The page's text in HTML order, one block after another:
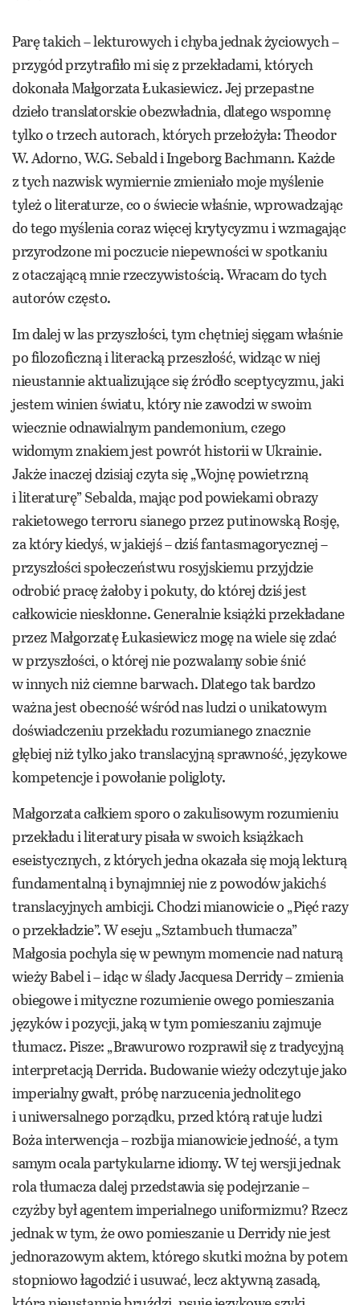
Parę takich – lekturowych i chyba jednak życiowych –
przygód przytrafiło mi się z przekładami, których
dokonała Małgorzata Łukasiewicz. Jej przepastne
dzieło translatorskie obezwładnia, dlatego wspomnę
tylko o trzech autorach, których przełożyła: Theodor
W. Adorno, W.G. Sebald i Ingeborg Bachmann. Każde
z tych nazwisk wymiernie zmieniało moje myślenie
tyleż o literaturze, co o świecie właśnie, wprowadzając
do tego myślenia coraz więcej krytycyzmu i wzmagając
przyrodzone mi poczucie niepewności w spotkaniu
z otaczającą mnie rzeczywistością. Wracam do tych
autorów często.
Im dalej w las przyszłości, tym chętniej sięgam właśnie
po filozoficzną i literacką przeszłość, widząc w niej
nieustannie aktualizujące się źródło sceptycyzmu, jaki
jestem winien światu, który nie zawodzi w swoim
wiecznie odnawialnym pandemonium, czego
widomym znakiem jest powrót historii w Ukrainie.
Jakże inaczej dzisiaj czyta się „Wojnę powietrzną
i literaturę” Sebalda, mając pod powiekami obrazy
rakietowego terroru sianego przez putinowską Rosję,
za który kiedyś, w jakiejś – dziś fantasmagorycznej –
przyszłości społeczeństwu rosyjskiemu przyjdzie
odrobić pracę żałoby i pokuty, do której dziś jest
całkowicie nieskłonne. Generalnie książki przekładane
przez Małgorzatę Łukasiewicz mogę na wiele się zdać
w przyszłości, o której nie pozwalamy sobie śnić
w innych niż ciemne barwach. Dlatego tak bardzo
ważna jest obecność wśród nas ludzi o unikatowym
doświadczeniu przekładu rozumianego znacznie
głębiej niż tylko jako translacyjną sprawność, językowe
kompetencje i powołanie poligloty.
Małgorzata całkiem sporo o zakulisowym rozumieniu
przekładu i literatury pisała w swoich książkach
eseistycznych, z których jedna okazała się moją lekturą
fundamentalną i bynajmniej nie z powodów jakichś
translacyjnych ambicji. Chodzi mianowicie o „Pięć razy
o przekładzie”. W eseju „Sztambuch tłumacza”
Małgosia pochyla się w pewnym momencie nad naturą
wieży Babel i – idąc w ślady Jacquesa Derridy – zmienia
obiegowe i mityczne rozumienie owego pomieszania
języków i pozycji, jaką w tym pomieszaniu zajmuje
tłumacz. Pisze: „Brawurowo rozprawił się z tradycyjną
interpretacją Derrida. Budowanie wieży odczytuje jako
imperialny gwałt, próbę narzucenia jednolitego
i uniwersalnego porządku, przed którą ratuje ludzi
Boża interwencja – rozbija mianowicie jedność, a tym
samym ocala partykularne idiomy. W tej wersji jednak
rola tłumacza dalej przedstawia się podejrzanie –
czyżby był agentem imperialnego uniformizmu? Rzecz
jednak w tym, że owo pomieszanie u Derridy nie jest
jednorazowym aktem, którego skutki można by potem
stopniowo łagodzić i usuwać, lecz aktywną zasadą,